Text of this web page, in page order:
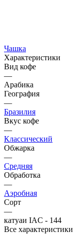
Чашка
Характеристики
Вид кофе
—
Арабика
География
—
Бразилия
Вкус кофе
—
Классический
Обжарка
—
Средняя
Обработка
—
Аэробная
Сорт
—
катуаи IAC - 144
Все характеристики